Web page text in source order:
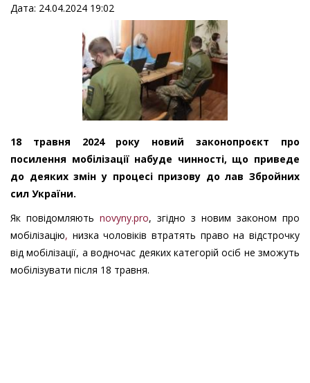
Дата: 24.04.2024 19:02
18 травня 2024 року новий законопроєкт про
посилення мобілізації набуде чинності, що приведе
до деяких змін у процесі призову до лав Збройних
сил України.
Як повідомляють novyny.pro, згідно з новим законом про
мобілізацію, низка чоловіків втратять право на відстрочку
від мобілізації, а водночас деяких категорій осіб не зможуть
мобілізувати після 18 травня.